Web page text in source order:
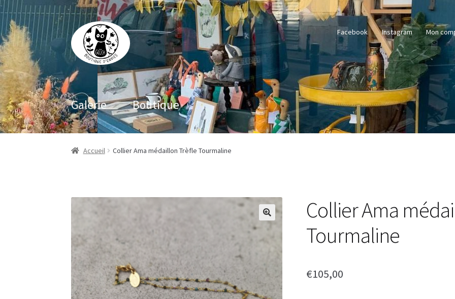
Aller
à
la
navigation
Aller
au
contenu
Facebook Instagram Mon
Galerie Boutique
Accueil Collier Ama médaillon Trèfle Tourmaline
🔍
Collier Ama
Tourmaline
€105,00